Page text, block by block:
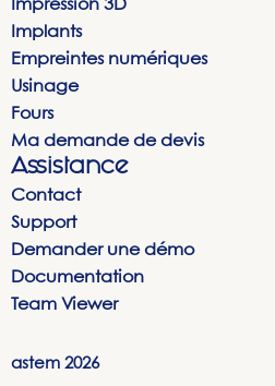
Impression 3D
Implants
Empreintes numériques
Usinage
Fours
Ma demande de devis
Assistance
Contact
Support
Demander une démo
Documentation
Team Viewer
astem 2026